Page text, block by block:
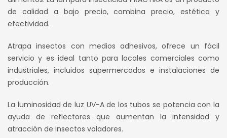
de calidad a bajo precio, combina precio, estética y
efectividad.
Atrapa insectos con medios adhesivos, ofrece un fácil
servicio y es ideal tanto para locales comerciales como
industriales, incluidos supermercados e instalaciones de
producción.
La luminosidad de luz UV-A de los tubos se potencia con la
ayuda de reflectores que aumentan la intensidad y
atracción de insectos voladores.